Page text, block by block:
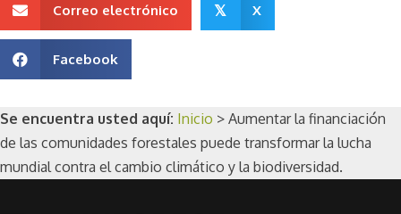
Correo electrónico 𝕏 X
Facebook
Se encuentra usted aquí: Inicio > Aumentar la financiación
de las comunidades forestales puede transformar la lucha
mundial contra el cambio climático y la biodiversidad.